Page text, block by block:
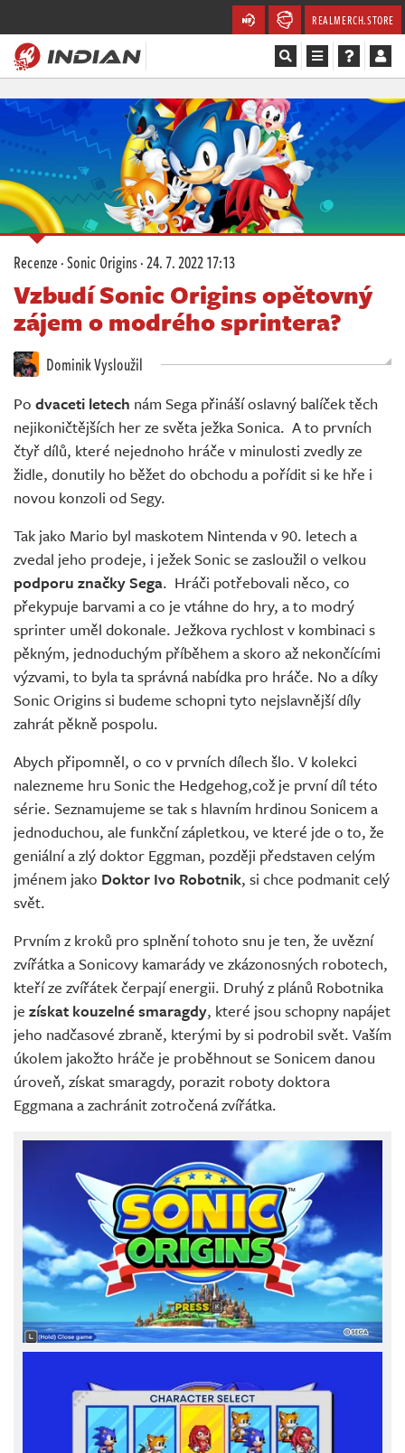
REALMERCH.STORE
Magazín
Recenze
Videa
Soutěže
Databáze
Komunita
Redakce
Živě
Recenze·Sonic Origins·24. 7. 2022 17:13
Vzbudí Sonic Origins opětovný
zájem o modrého sprintera?
Dominik Vysloužil
Po dvaceti letech nám Sega přináší oslavný balíček těch
nejikoničtějších her ze světa ježka Sonica. A to prvních
čtyř dílů, které nejednoho hráče v minulosti zvedly ze
židle, donutily ho běžet do obchodu a pořídit si ke hře i
novou konzoli od Segy.
Tak jako Mario byl maskotem Nintenda v 90. letech a
zvedal jeho prodeje, i ježek Sonic se zasloužil o velkou
podporu značky Sega. Hráči potřebovali něco, co
překypuje barvami a co je vtáhne do hry, a to modrý
sprinter uměl dokonale. Ježkova rychlost v kombinaci s
pěkným, jednoduchým příběhem a skoro až nekončícími
výzvami, to byla ta správná nabídka pro hráče. No a díky
Sonic Origins si budeme schopni tyto nejslavnější díly
zahrát pěkně pospolu.
Abych připomněl, o co v prvních dílech šlo. V kolekci
nalezneme hru Sonic the Hedgehog,což je první díl této
série. Seznamujeme se tak s hlavním hrdinou Sonicem a
jednoduchou, ale funkční zápletkou, ve které jde o to, že
geniální a zlý doktor Eggman, později představen celým
jménem jako Doktor Ivo Robotnik, si chce podmanit celý
svět.
Prvním z kroků pro splnění tohoto snu je ten, že uvězní
zvířátka a Sonicovy kamarády ve zkázonosných robotech,
kteří ze zvířátek čerpají energii. Druhý z plánů Robotnika
je získat kouzelné smaragdy, které jsou schopny napájet
jeho nadčasové zbraně, kterými by si podrobil svět. Vaším
úkolem jakožto hráče je proběhnout se Sonicem danou
úroveň, získat smaragdy, porazit roboty doktora
Eggmana a zachránit zotročená zvířátka.